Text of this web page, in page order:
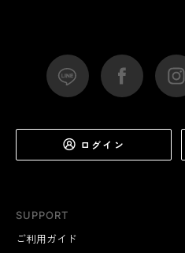
SUPPORT
ご利用ガイド
ログイン